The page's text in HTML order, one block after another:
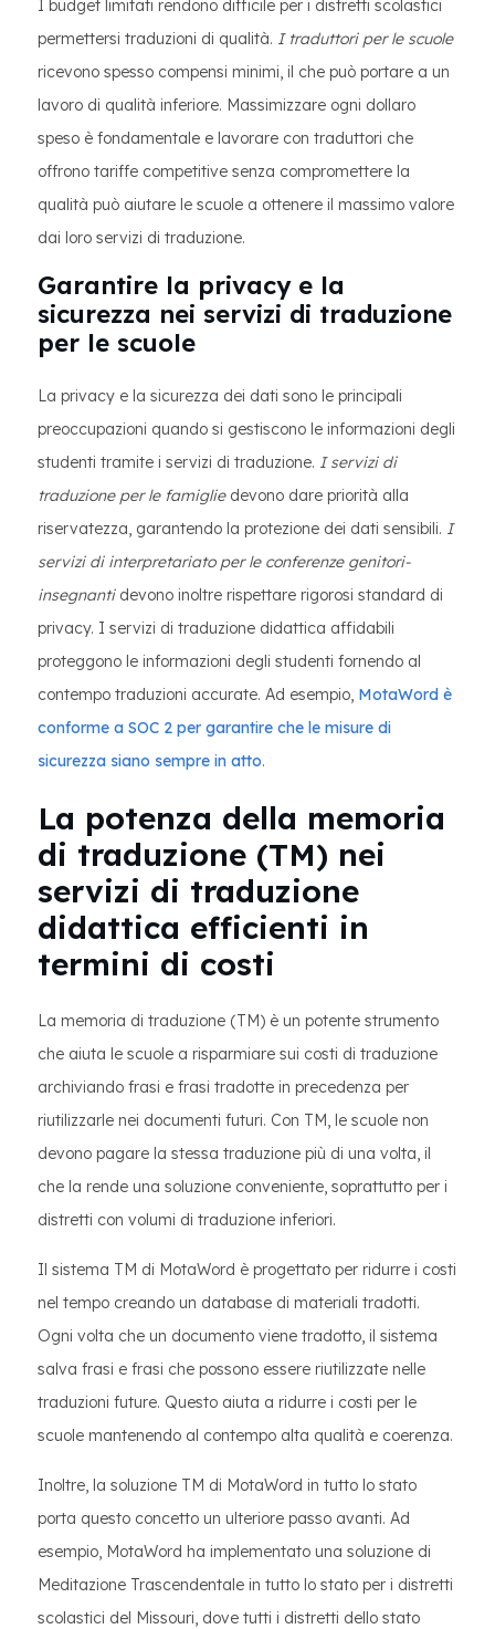
I budget limitati rendono difficile per i distretti scolastici
permettersi traduzioni di qualità. I traduttori per le scuole
ricevono spesso compensi minimi, il che può portare a un
lavoro di qualità inferiore. Massimizzare ogni dollaro
speso è fondamentale e lavorare con traduttori che
offrono tariffe competitive senza compromettere la
qualità può aiutare le scuole a ottenere il massimo valore
dai loro servizi di traduzione.
Garantire la privacy e la
sicurezza nei servizi di traduzione
per le scuole
La privacy e la sicurezza dei dati sono le principali
preoccupazioni quando si gestiscono le informazioni degli
studenti tramite i servizi di traduzione. I servizi di
traduzione per le famigliedevono dare priorità alla
riservatezza, garantendo la protezione dei dati sensibili. I
servizi di interpretariato per le conferenze genitori-
insegnantidevono inoltre rispettare rigorosi standard di
privacy. I servizi di traduzione didattica affidabili
proteggono le informazioni degli studenti fornendo al
contempo traduzioni accurate. Ad esempio, MotaWord è
conforme a SOC 2 per garantire che le misure di
sicurezza siano sempre in atto.
La potenza della memoria
di traduzione (TM) nei
servizi di traduzione
didattica efficienti in
termini di costi
La memoria di traduzione (TM) è un potente strumento
che aiuta le scuole a risparmiare sui costi di traduzione
archiviando frasi e frasi tradotte in precedenza per
riutilizzarle nei documenti futuri. Con TM, le scuole non
devono pagare la stessa traduzione più di una volta, il
che la rende una soluzione conveniente, soprattutto per i
distretti con volumi di traduzione inferiori.
Il sistema TM di MotaWord è progettato per ridurre i costi
nel tempo creando un database di materiali tradotti.
Ogni volta che un documento viene tradotto, il sistema
salva frasi e frasi che possono essere riutilizzate nelle
traduzioni future. Questo aiuta a ridurre i costi per le
scuole mantenendo al contempo alta qualità e coerenza.
Inoltre, la soluzione TM di MotaWord in tutto lo stato
porta questo concetto un ulteriore passo avanti. Ad
esempio, MotaWord ha implementato una soluzione di
Meditazione Trascendentale in tutto lo stato per i distretti
scolastici del Missouri, dove tutti i distretti dello stato